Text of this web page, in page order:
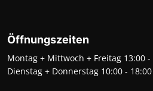
Öffnungszeiten
Montag + Mittwoch + Freitag 13:00
Dienstag + Donnerstag 10:00 -